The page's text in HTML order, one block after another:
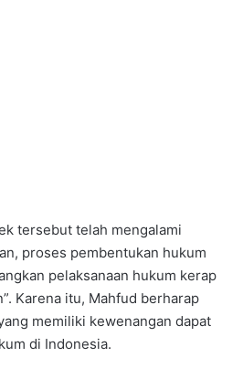
tersebut telah mengalami
proses pembentukan hukum
pelaksanaan hukum kerap
Karena itu, Mahfud berharap
memiliki kewenangan dapat
di Indonesia.